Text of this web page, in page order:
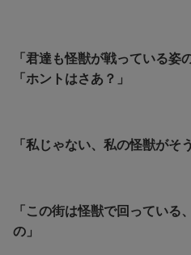
「君達も怪獣が戦っている姿
「ホントはさあ？」
「私じゃない、私の怪獣がそ
「この街は怪獣で回っている
の」